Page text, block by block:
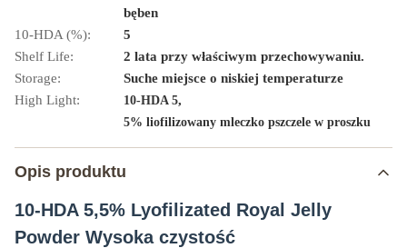
bęben
10-HDA (%):
5
Shelf Life:
2 lata przy właściwym przechowywaniu.
Storage:
Suche miejsce o niskiej temperaturze
High Light:
10-HDA 5,
5% liofilizowany mleczko pszczele w proszku
Opis produktu
10-HDA 5,5% Lyofilizated Royal Jelly
Powder Wysoka czystość